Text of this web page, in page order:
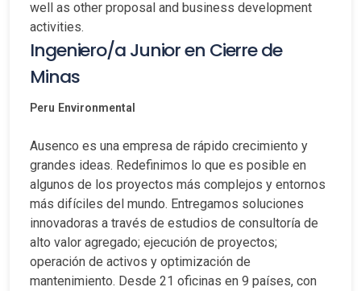
well as other proposal and business development
activities.
Ingeniero/a Junior en Cierre de
Minas
Peru Environmental
Ausenco es una empresa de rápido crecimiento y
grandes ideas. Redefinimos lo que es posible en
algunos de los proyectos más complejos y entornos
más difíciles del mundo. Entregamos soluciones
innovadoras a través de estudios de consultoría de
alto valor agregado; ejecución de proyectos;
operación de activos y optimización de
mantenimiento. Desde 21 oficinas en 9 países, con